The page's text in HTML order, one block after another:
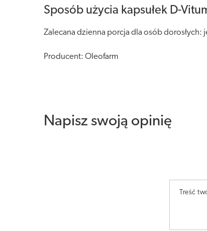
Sposób użycia kapsułek D-
Zalecana dzienna porcja dla osób dorosłych:
Producent: Oleofarm
Napisz swoją opinię
Treść